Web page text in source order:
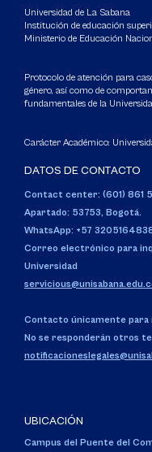
Universidad de La Sabana
Institución de educación
Ministerio de Educación
Protocolo de atención para
género, así como de
fundamentales de la
Carácter Académico:
DATOS DE CONTACTO
Contact center: (601) 861
Apartado: 53753, Bogotá.
WhatsApp: +57
Correo electrónico para
Universidad
Contacto únicamente para
No se responderán otros
UBICACIÓN
Campus del Puente del